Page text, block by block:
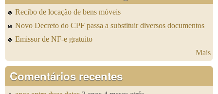
Recibo de locação de bens móveis
Novo Decreto do CPF passa a substituir diversos documentos
Emissor de NF-e gratuito
Mais
Comentários recentes